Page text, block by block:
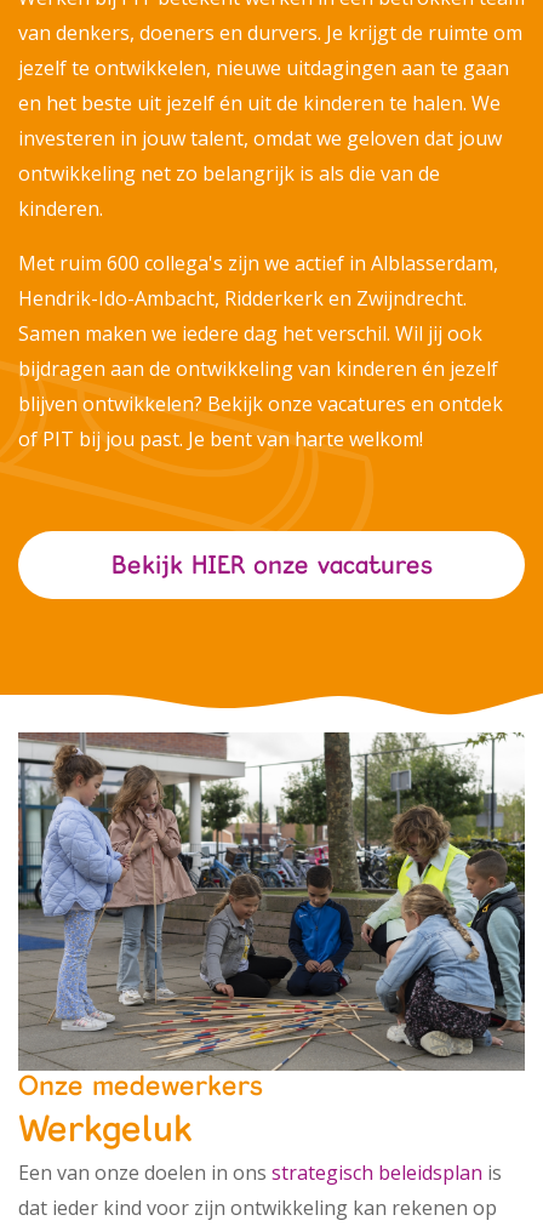
van denkers, doeners en durvers. Je krijgt de ruimte om
jezelf te ontwikkelen, nieuwe uitdagingen aan te gaan
en het beste uit jezelf én uit de kinderen te halen. We
investeren in jouw talent, omdat we geloven dat jouw
ontwikkeling net zo belangrijk is als die van de
kinderen.
Met ruim 600 collega's zijn we actief in Alblasserdam,
Hendrik-Ido-Ambacht, Ridderkerk en Zwijndrecht.
Samen maken we iedere dag het verschil. Wil jij ook
bijdragen aan de ontwikkeling van kinderen én jezelf
blijven ontwikkelen? Bekijk onze vacatures en ontdek
of PIT bij jou past. Je bent van harte welkom!
Bekijk HIER onze vacatures
Onze medewerkers
Werkgeluk
Een van onze doelen in ons strategisch beleidsplan is
dat ieder kind voor zijn ontwikkeling kan rekenen op